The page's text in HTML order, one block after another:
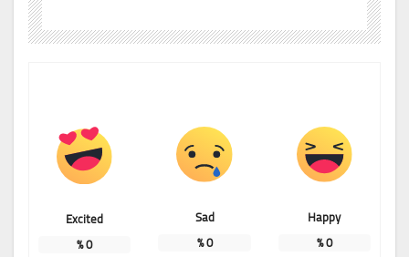
Happy
0
%
Sad
0
%
Excited
0
%